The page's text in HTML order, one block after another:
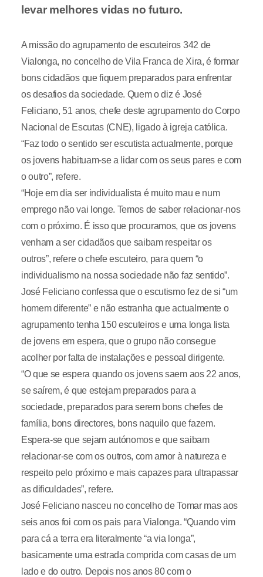
levar melhores vidas no futuro.
A missão do agrupamento de escuteiros 342 de
Vialonga, no concelho de Vila Franca de Xira, é formar
bons cidadãos que fiquem preparados para enfrentar
os desafios da sociedade. Quem o diz é José
Feliciano, 51 anos, chefe deste agrupamento do Corpo
Nacional de Escutas (CNE), ligado à igreja católica.
“Faz todo o sentido ser escutista actualmente, porque
os jovens habituam-se a lidar com os seus pares e com
o outro”, refere.
“Hoje em dia ser individualista é muito mau e num
emprego não vai longe. Temos de saber relacionar-nos
com o próximo. É isso que procuramos, que os jovens
venham a ser cidadãos que saibam respeitar os
outros”, refere o chefe escuteiro, para quem “o
individualismo na nossa sociedade não faz sentido”.
José Feliciano confessa que o escutismo fez de si “um
homem diferente” e não estranha que actualmente o
agrupamento tenha 150 escuteiros e uma longa lista
de jovens em espera, que o grupo não consegue
acolher por falta de instalações e pessoal dirigente.
“O que se espera quando os jovens saem aos 22 anos,
se saírem, é que estejam preparados para a
sociedade, preparados para serem bons chefes de
família, bons directores, bons naquilo que fazem.
Espera-se que sejam autónomos e que saibam
relacionar-se com os outros, com amor à natureza e
respeito pelo próximo e mais capazes para ultrapassar
as dificuldades”, refere.
José Feliciano nasceu no concelho de Tomar mas aos
seis anos foi com os pais para Vialonga. “Quando vim
para cá a terra era literalmente “a via longa”,
basicamente uma estrada comprida com casas de um
lado e do outro. Depois nos anos 80 com o